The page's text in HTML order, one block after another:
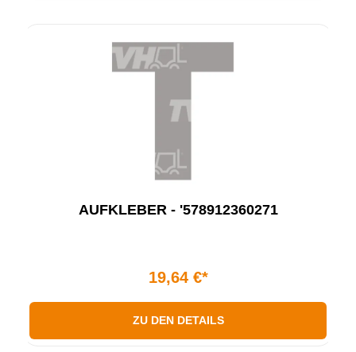
AUFKLEBER - '578912360271
19,64 €*
ZU DEN DETAILS